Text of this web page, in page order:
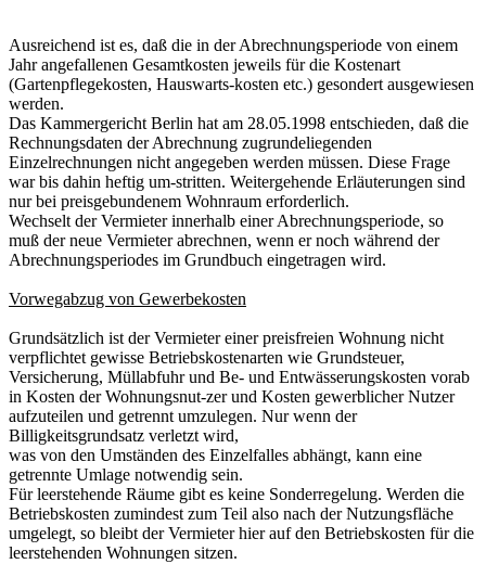
Ausreichend ist es, daß die in der Abrechnungsperiode von einem
Jahr angefallenen Gesamtkosten jeweils für die Kostenart
(Gartenpflegekosten, Hauswarts-kosten etc.) gesondert ausgewiesen
werden.
Das Kammergericht Berlin hat am 28.05.1998 entschieden, daß die
Rechnungsdaten der Abrechnung zugrundeliegenden
Einzelrechnungen nicht angegeben werden müssen. Diese Frage
war bis dahin heftig um-stritten. Weitergehende Erläuterungen sind
nur bei preisgebundenem Wohnraum erforderlich.
Wechselt der Vermieter innerhalb einer Abrechnungsperiode, so
muß der neue Vermieter abrechnen, wenn er noch während der
Abrechnungsperiodes im Grundbuch eingetragen wird.
Vorwegabzug von Gewerbekosten
Grundsätzlich ist der Vermieter einer preisfreien Wohnung nicht
verpflichtet gewisse Betriebskostenarten wie Grundsteuer,
Versicherung, Müllabfuhr und Be- und Entwässerungskosten vorab
in Kosten der Wohnungsnut-zer und Kosten gewerblicher Nutzer
aufzuteilen und getrennt umzulegen. Nur wenn der
Billigkeitsgrundsatz verletzt wird,
was von den Umständen des Einzelfalles abhängt, kann eine
getrennte Umlage notwendig sein.
Für leerstehende Räume gibt es keine Sonderregelung. Werden die
Betriebskosten zumindest zum Teil also nach der Nutzungsfläche
umgelegt, so bleibt der Vermieter hier auf den Betriebskosten für die
leerstehenden Wohnungen sitzen.